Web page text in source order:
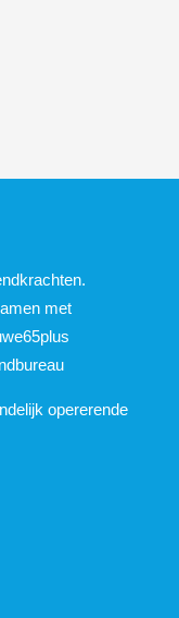
met
opererende